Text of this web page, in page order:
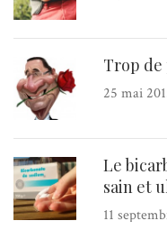
Trop
25 mai
Le
sain et
11